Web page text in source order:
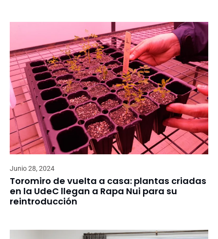
Junio 28, 2024
Toromiro de vuelta a casa: plantas criadas
en la UdeC llegan a Rapa Nui para su
reintroducción